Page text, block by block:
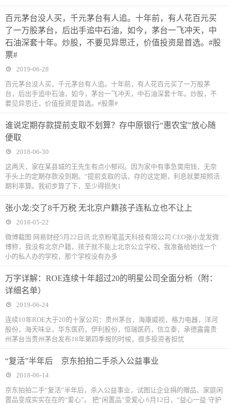
百元茅台没人买，千元茅台有人追。十年前，有人花百元买
了一万股茅台，后出手追中石油，如今，茅台一飞冲天，中
石油深套十年。炒股，不要见异思迁，价值投资是首选。#股
票#
2019-06-28
百元茅台没人买，千元茅台有人追。十年前，有人花百元买了一万股茅
台，后出手追中石油，如今，茅台一飞冲天，中石油深套十年。炒股，不
要见异思迁，价值投资是首选。#股票#
谁说定期存款提前支取不划算？存中原银行“惠农宝”放心随
便取
2018-06-30
这两天，家在某县城的王先生有点小郁闷。因为家中有事急需用钱，无奈
手头上的定期存款没到期。“提前支取的话，存的这定期，利息就要按照活
期利率算。我初步算了下，至少得损失1
张小龙:交了8千万税 无北京户籍孩子连私立也不让上
2018-05-22
微博截图 网易财经5月22日讯 北京粉笔蓝天科技有限公司 CEO张小龙发微
博称，我没有北京户籍，孩子就不能上北京公立学校，我准备给她找一个
小的私人办的学校，那个学校没有办多
万字详解：ROE连续十年超过20的明星公司全面分析（附：
详细名单）
2019-06-24
连续10年ROE大于20的十家公司：贵州茅台，海康威视，格力电器，洋河
股份，海天味业，华东医药，伊利股份，恒瑞医药，信立泰，承德露露贵
州茅台当贵州茅台发布18年第四季报的时候，很多投资者担忧
“复活”半年后 京东拍拍二手杀入公益事业
2018-06-14
京东拍拍二手“复活”半年后，杀入公益事业，试图让企业捐的赠品、家庭闲
置品变成实实在在的“爱心”。 把“闲置品”变爱心 6月12日，“益心一益·守护